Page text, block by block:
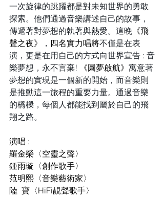
一次旋律的跳躍都是對未知世界的勇敢
探索。他們通過音樂講述自己的故事，
傳遞著對夢想的執著與熱愛。這晚 《飛
聲之夜》
， 四名實力唱將不僅是在表
演，更是在用自己的方式向世界宣告 : 音
樂夢想，永不言棄!
《圓夢啟航》 寓意著
夢想的實現是一個新的開始，而音樂則
是推動這一旅程的重要力量。通過音樂
的橋樑，每個人都能找到屬於自己的飛
翔之路。
演唱 :
羅金榮〈空靈之聲〉
鍾雨璇〈創作歌手〉
范明熙〈音樂藝術家〉
陸  寶〈HiFi靚聲歌手〉